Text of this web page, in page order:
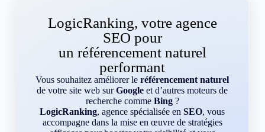
LogicRanking, votre agence
SEO pour
un référencement naturel
performant
Vous souhaitez améliorer leréférencement naturel
de votre site web surGoogle et d’autres moteurs de
recherche comme Bing?
LogicRanking, agence spécialisée enSEO, vous
accompagne dans la mise en œuvre de stratégies